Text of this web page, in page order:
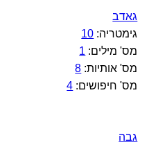
גאדב
גימטריה: 10
מס' מילים: 1
מס' אותיות: 8
מס' חיפושים: 4
גבה